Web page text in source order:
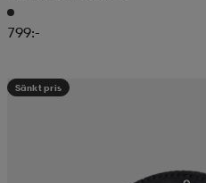
799:-
Sänkt pris